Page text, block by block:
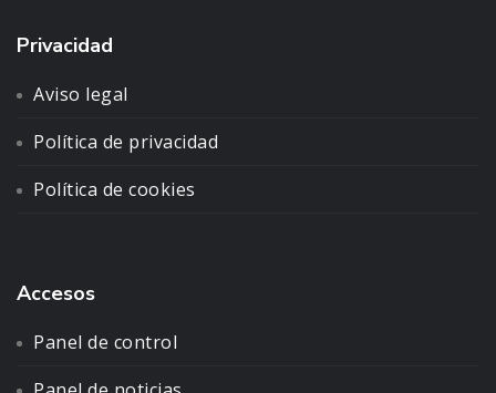
Privacidad
Aviso legal
Política de privacidad
Política de cookies
Accesos
Panel de control